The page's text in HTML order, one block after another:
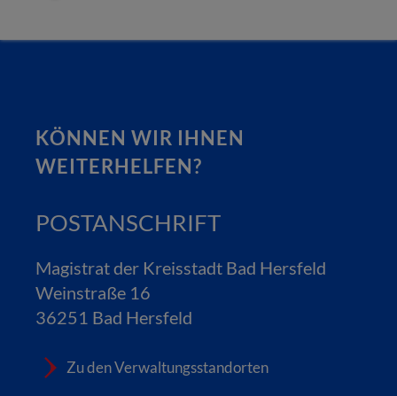
KÖNNEN WIR IHNEN
WEITERHELFEN?
POSTANSCHRIFT
Magistrat der Kreisstadt Bad Hersfeld
Weinstraße 16
36251 Bad Hersfeld
Zu den Verwaltungsstandorten